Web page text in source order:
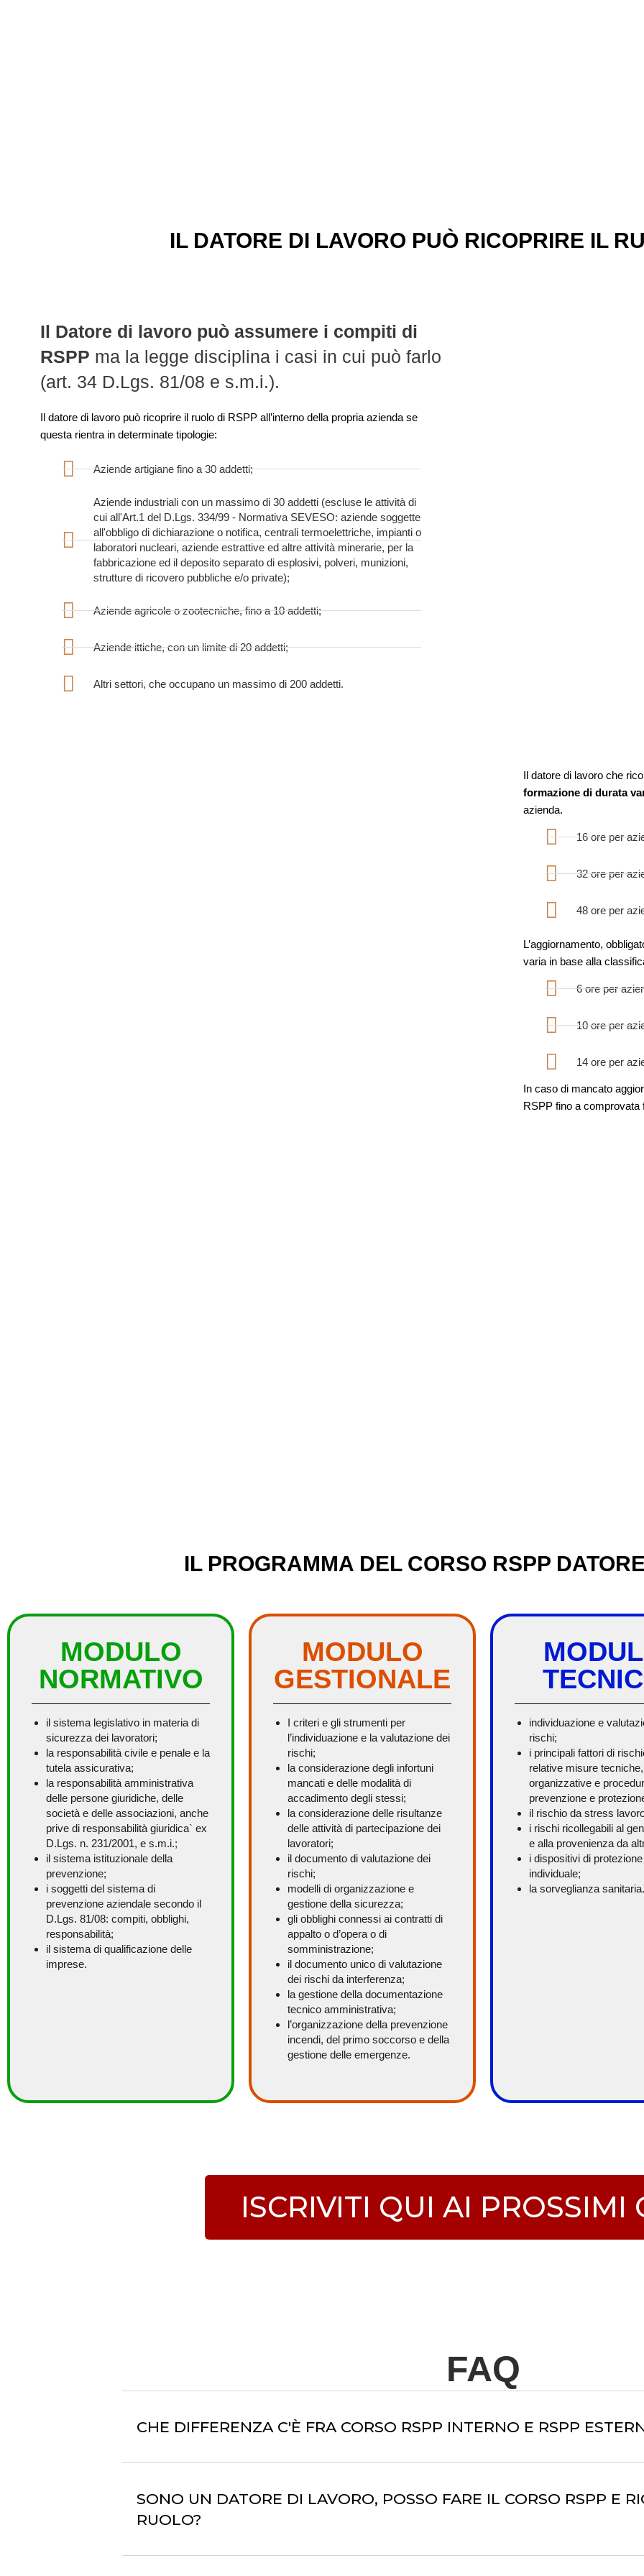
IL DATORE DI LAVORO PUÒ RICOPRIRE IL
Il Datore di lavoro può assumere i compiti di
RSPP ma la legge disciplina i casi in cui può farlo
(art. 34 D.Lgs. 81/08 e s.m.i.).
Il datore di lavoro può ricoprire il ruolo di RSPP all’interno della propria azienda se
questa rientra in determinate tipologie:
Aziende artigiane fino a 30 addetti;
Aziende industriali con un massimo di 30 addetti (escluse le attività di
cui all'Art.1 del D.Lgs. 334/99 - Normativa SEVESO: aziende soggette
all'obbligo di dichiarazione o notifica, centrali termoelettriche, impianti o
laboratori nucleari, aziende estrattive ed altre attività minerarie, per la
fabbricazione ed il deposito separato di esplosivi, polveri, munizioni,
strutture di ricovero pubbliche e/o private);
Aziende agricole o zootecniche, fino a 10 addetti;
Aziende ittiche, con un limite di 20 addetti;
Altri settori, che occupano un massimo di 200 addetti.
Il datore di lavoro che
formazione di durata
azienda.
16 ore per
32 ore per
48 ore per
L’aggiornamento,
varia in base alla
6 ore per
10 ore per
14 ore per
In caso di mancato
RSPP fino a comprovata
IL PROGRAMMA DEL CORSO RSPP
MODULO
NORMATIVO
il sistema legislativo in materia di
sicurezza dei lavoratori;
la responsabilità civile e penale e la
tutela assicurativa;
la responsabilità amministrativa
delle persone giuridiche, delle
società e delle associazioni, anche
prive di responsabilità giuridica` ex
D.Lgs. n. 231/2001, e s.m.i.;
il sistema istituzionale della
prevenzione;
i soggetti del sistema di
prevenzione aziendale secondo il
D.Lgs. 81/08: compiti, obblighi,
responsabilità;
il sistema di quali­ficazione delle
imprese.
MODULO
GESTIONALE
I criteri e gli strumenti per
l’individuazione e la valutazione dei
rischi;
la considerazione degli infortuni
mancati e delle modalità di
accadimento degli stessi;
la considerazione delle risultanze
delle attività di partecipazione dei
lavoratori;
il documento di valutazione dei
rischi;
modelli di organizzazione e
gestione della sicurezza;
gli obblighi connessi ai contratti di
appalto o d’opera o di
somministrazione;
il documento unico di valutazione
dei rischi da interferenza;
la gestione della documentazione
tecnico amministrativa;
l’organizzazione della prevenzione
incendi, del primo soccorso e della
gestione delle emergenze.
individuazione e
rischi;
i principali fattori di
relative misure tecniche,
organizzative e
prevenzione e
il rischio da stress
i rischi ricollegabili al
e alla provenienza da
i dispositivi di protezione
individuale;
la sorveglianza sanitaria.
ISCRIVITI QUI AI PROSSIMI
FAQ
CHE DIFFERENZA C'È FRA CORSO RSPP INTERNO E RSPP
SONO UN DATORE DI LAVORO, POSSO FARE IL CORSO RSPP E
RUOLO?